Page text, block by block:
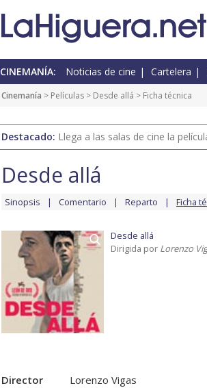
CINEMANÍA: Noticias de cine Cartelera
Cinemanía > Películas > Desde allá > Ficha técnica
Destacado: Llega a las salas de cine la
Desde allá
Sinopsis Comentario Reparto Ficha
Desde allá
Dirigida por Lorenzo
Director
Lorenzo Vigas